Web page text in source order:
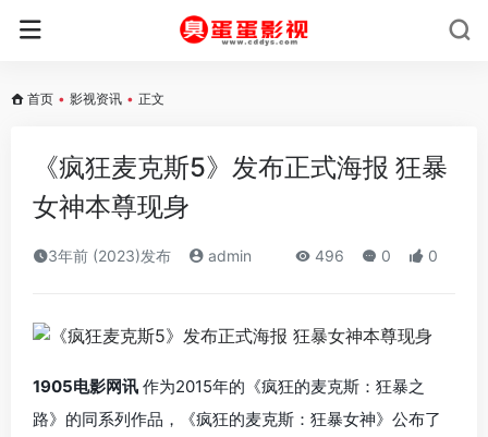
首页 • 影视资讯 • 正文
《疯狂麦克斯5》发布正式海报 狂暴
女神本尊现身
3年前 (2023)发布 admin 496 0 0
1905电影网讯 作为2015年的《疯狂的麦克斯：狂暴之
路》的同系列作品，《疯狂的麦克斯：狂暴女神》公布了